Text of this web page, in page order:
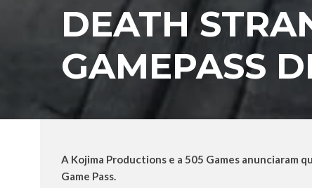
DEATH
GAMEPASS
A Kojima Productions e a 505 Games anunciaram
Game Pass.